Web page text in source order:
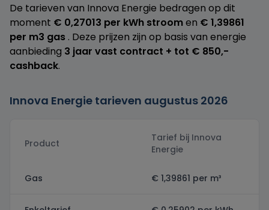
De tarieven van Innova Energie bedragen op dit
moment € 0,27013 per kWh stroomen € 1,39861
per m3 gas . Deze prijzen zijn op basis van energie
aanbieding 3 jaar vast contract + tot € 850,-
cashback.
Innova Energie tarieven augustus 2026
Product
Tarief bij Innova
Energie
Gas € 1,39861 per m³